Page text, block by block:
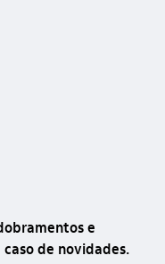
e
de novidades.